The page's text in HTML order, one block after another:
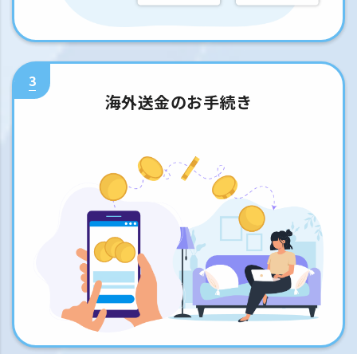
3
海外送金のお手続き